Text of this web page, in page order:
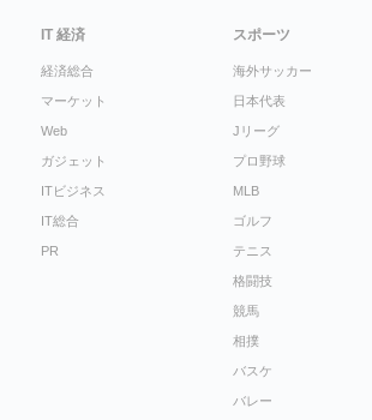
IT 経済
経済総合
マーケット
Web
ガジェット
ITビジネス
IT総合
PR
スポーツ
海外サッカー
日本代表
Jリーグ
プロ野球
MLB
ゴルフ
テニス
格闘技
競馬
相撲
バスケ
バレー